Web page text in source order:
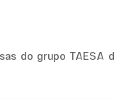
do grupo TAESA